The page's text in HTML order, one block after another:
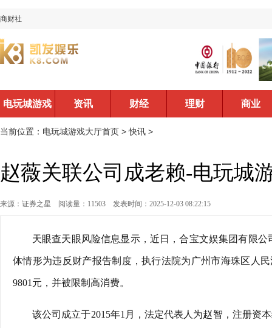
商财社
电玩城游戏
大厅首页
资讯 财经 理财 商业
当前位置： 电玩城游戏大厅首页 >快讯 >
赵薇关联公司成老赖-电玩城
来源：证券之星 阅读量：11503 发表时间：2025-12-03 08:22:15
天眼查天眼风险信息显示，近日，合宝文娱集团有限
体情形为违反财产报告制度，执行法院为广州市海珠区人
9801元，并被限制高消费。
该公司成立于2015年1月，法定代表人为赵智，注册资